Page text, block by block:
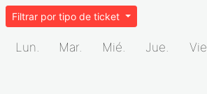
Filtrar por tipo de ticket
Lun. Mar. Mié. Jue. Vie.